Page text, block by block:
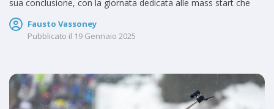
sua conclusione, con la giornata dedicata alle mass start che
Fausto Vassoney
Pubblicato il 19 Gennaio 2025